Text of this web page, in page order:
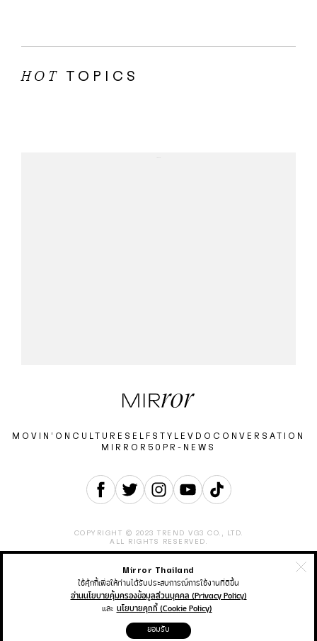
HOT TOPICS
MOVIN’ON CULTURE SELF STYLE VDO CONVERSATION
MIRROR50 PR-NEWS
COPYRIGHT © 2023 TREND VG3 CO., LTD.
ALL RIGHTS RESERVED.
CAREERADVERTISEMENT
TERMS & CONDITION
PRIVACY POLICY
THAIRATH MONEY
Mirror Thailand
ใช้คุ้กกี้เพื่อให้ท่านได้รับประสบการณ์การใช้งานที่ดีขึ้น
อ่านนโยบายคุ้มครองข้อมูลส่วนบุคคล (Privacy Policy)
และ นโยบายคุกกี้ (Cookie Policy)
ยอมรับ